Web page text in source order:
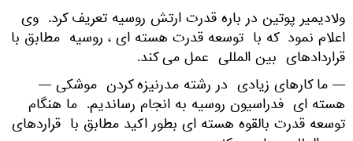
ولادیمیر پوتین در باره قدرت ارتش روسیه تعریف کرد. وی
اعلام نمود که با توسعه قدرت هسته ای ، روسیه مطابق با
قراردادهای بین المللی عمل می کند.
— ما کارهای زیادی در رشته مدرنیزه کردن موشکی —
هسته ای فدراسیون روسیه به انجام رساندیم. ما هنگام
توسعه قدرت بالقوه هسته ای بطور اکید مطابق با قراردهای